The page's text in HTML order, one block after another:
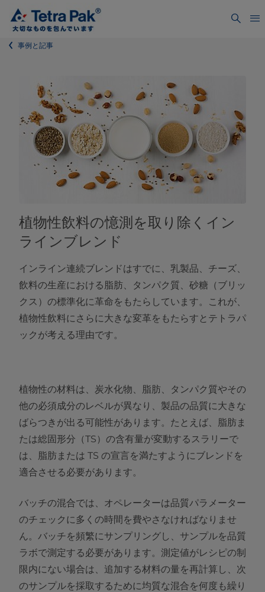
事例と記事
植物性飲料の憶測を取り除くイン
ラインブレンド
インライン連続ブレンドはすでに、乳製品、チーズ、
飲料の生産における脂肪、タンパク質、砂糖（ブリッ
クス）の標準化に革命をもたらしています。これが、
植物性飲料にさらに大きな変革をもたらすとテトラパ
ックが考える理由です。
植物性の材料は、炭水化物、脂肪、タンパク質やその
他の必須成分のレベルが異なり、製品の品質に大きな
ばらつきが出る可能性があります。たとえば、脂肪ま
たは総固形分（TS）の含有量が変動するスラリーで
は、脂肪または TS の宣言を満たすようにブレンドを
適合させる必要があります。
バッチの混合では、オペレーターは品質パラメーター
のチェックに多くの時間を費やさなければなりませ
ん。バッチを頻繁にサンプリングし、サンプルを品質
ラボで測定する必要があります。測定値がレシピの制
限内にない場合は、追加する材料の量を再計算し、次
のサンプルを採取するために均質な混合を何度も繰り